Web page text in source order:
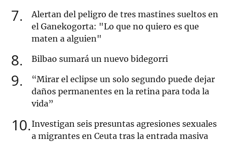
7
Alertan del peligro de tres mastines sueltos en
el Ganekogorta: "Lo que no quiero es que
maten a alguien"
8 Bilbao sumará un nuevo bidegorri
9
“Mirar el eclipse un solo segundo puede dejar
daños permanentes en la retina para toda la
vida”
10 Investigan seis presuntas agresiones sexuales
a migrantes en Ceuta tras la entrada masiva